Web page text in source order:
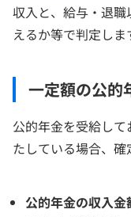
収入と、給与・退
えるか等で判定しま
一定額の公的
公的年金を受給し
たしている場合、確
公的年金の収入